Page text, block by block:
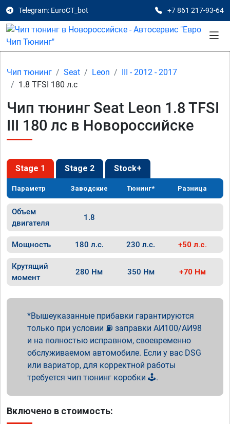
Telegram: EuroCT_bot +7 861 217-93-64
Чип тюнинг Seat Leon
III - 2012 - 2017
1.8 TFSI 180 л.с
Чип тюнинг Seat Leon 1.8 TFSI
III 180 лс в Новороссийске
Stage 1 Stage 2 Stock+
Параметр Заводские Тюнинг* Разница
Объем
двигателя
1.8
Мощность 180 л.с. 230 л.с. +50 л.с.
Крутящий
момент
280 Нм 350 Нм +70 Нм
Вышеуказанные прибавки гарантируются
только при условии ⛽ заправки АИ100/АИ98
и на полностью исправном, своевременно
обслуживаемом автомобиле. Если у вас DSG
или вариатор, для корректной работы
требуется чип тюнинг коробки 🕹️.
Включено в стоимость: